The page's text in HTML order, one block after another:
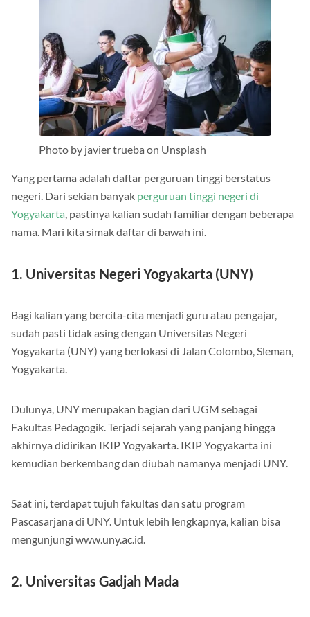
Photo by javier trueba on Unsplash
Yang pertama adalah daftar perguruan tinggi berstatus
negeri. Dari sekian banyak perguruan tinggi negeri di
Yogyakarta , pastinya kalian sudah familiar dengan beberapa
nama. Mari kita simak daftar di bawah ini.
1. Universitas Negeri Yogyakarta (UNY)
Bagi kalian yang bercita-cita menjadi guru atau pengajar,
sudah pasti tidak asing dengan Universitas Negeri
Yogyakarta (UNY) yang berlokasi di Jalan Colombo, Sleman,
Yogyakarta.
Dulunya, UNY merupakan bagian dari UGM sebagai
Fakultas Pedagogik. Terjadi sejarah yang panjang hingga
akhirnya didirikan IKIP Yogyakarta. IKIP Yogyakarta ini
kemudian berkembang dan diubah namanya menjadi UNY.
Saat ini, terdapat tujuh fakultas dan satu program
Pascasarjana di UNY. Untuk lebih lengkapnya, kalian bisa
mengunjungi www.uny.ac.id.
2. Universitas Gadjah Mada